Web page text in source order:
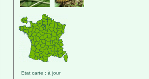
Etat carte : à jour